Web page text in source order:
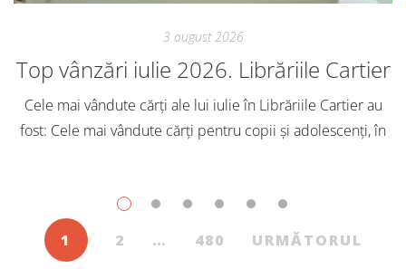
3 august 2026
Top vânzări iulie 2026. Librăriile Cartier
Cele mai vândute cărți ale lui iulie în Librăriile Cartier au
fost: Cele mai vândute cărți pentru copii și adolescenți, în
1 2 … 480 URMĂTORUL